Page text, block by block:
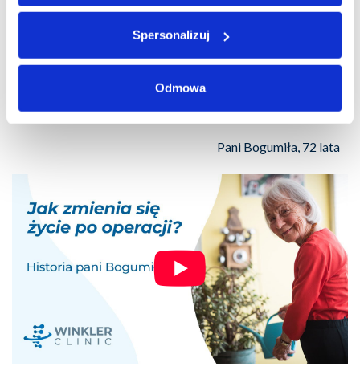
Spersonalizuj
Odmowa
Ta operacja u pana Winklera była wspaniała, bo
szybko, sprawnie i na drugi dzień mogłam już
wstać z łóżka.
Pani Bogumiła, 72 lata